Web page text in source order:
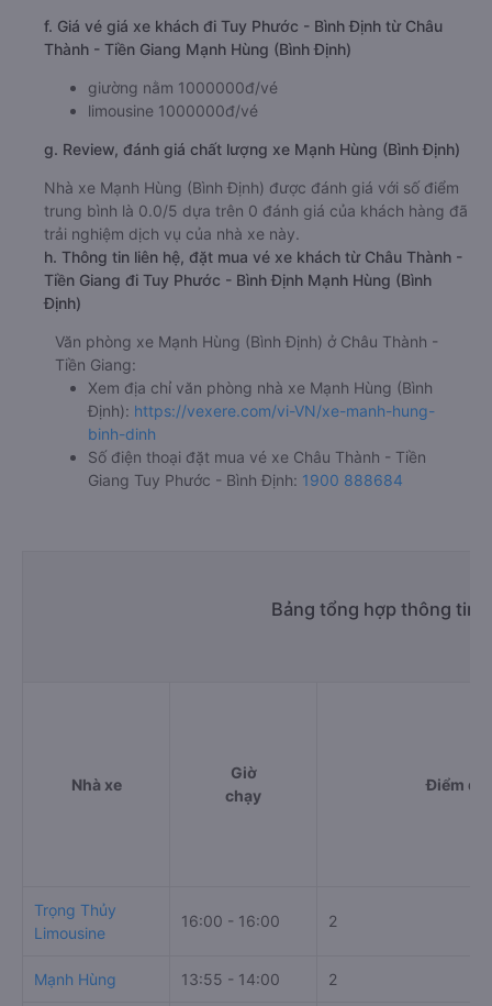
f. Giá vé giá xe khách đi Tuy Phước - Bình Định từ Châu
Thành - Tiền Giang Mạnh Hùng (Bình Định)
giường nằm 1000000đ/vé
limousine 1000000đ/vé
g. Review, đánh giá chất lượng xe Mạnh Hùng (Bình Định)
Nhà xe Mạnh Hùng (Bình Định) được đánh giá với số điểm
trung bình là 0.0/5 dựa trên 0 đánh giá của khách hàng đã
trải nghiệm dịch vụ của nhà xe này.
h. Thông tin liên hệ, đặt mua vé xe khách từ Châu Thành -
Tiền Giang đi Tuy Phước - Bình Định Mạnh Hùng (Bình
Định)
Văn phòng xe Mạnh Hùng (Bình Định) ở Châu Thành -
Tiền Giang:
Xem địa chỉ văn phòng nhà xe Mạnh Hùng (Bình
Định): https://vexere.com/vi-VN/xe-manh-hung-
binh-dinh
Số điện thoại đặt mua vé xe Châu Thành - Tiền
Giang Tuy Phước - Bình Định: 1900 888684
Bảng tổng hợp thông tin
Nhà xe
Giờ
chạy
Điểm đi
Trọng Thủy
Limousine
16:00 - 16:00 2
Mạnh Hùng 13:55 - 14:00 2